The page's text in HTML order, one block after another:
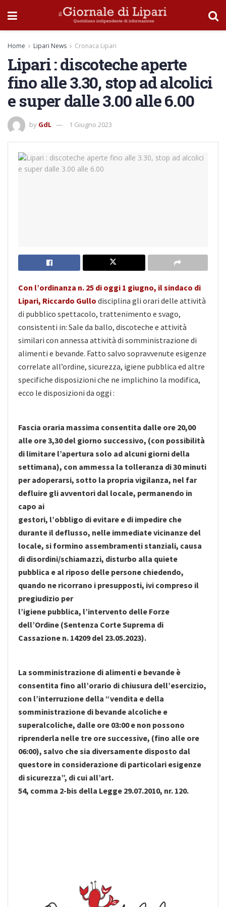
Home Lipari News Cronaca Lipari
Lipari : discoteche aperte
fino alle 3.30, stop ad alcolici
e super dalle 3.00 alle 6.00
by GdL 1 Giugno 2023
Con l’ordinanza n. 25 di oggi 1 giugno, il sindaco di
Lipari, Riccardo Gullo disciplina gli orari delle attività
di pubblico spettacolo, trattenimento e svago,
consistenti in: Sale da ballo, discoteche e attività
similari con annessa attività di somministrazione di
alimenti e bevande. Fatto salvo sopravvenute esigenze
correlate all’ordine, sicurezza, igiene pubblica ed altre
specifiche disposizioni che ne implichino la modifica,
ecco le disposizioni da oggi :
Fascia oraria massima consentita dalle ore 20,00
alle ore 3,30 del giorno successivo, (con possibilità
di limitare l’apertura solo ad alcuni giorni della
settimana), con ammessa la tolleranza di 30 minuti
per adoperarsi, sotto la propria vigilanza, nel far
defluire gli avventori dal locale, permanendo in
capo ai
gestori, l’obbligo di evitare e di impedire che
durante il deflusso, nelle immediate vicinanze del
locale, si formino assembramenti stanziali, causa
di disordini/schiamazzi, disturbo alla quiete
pubblica e al riposo delle persone chiedendo,
quando ne ricorrano i presupposti, ivi compreso il
pregiudizio per
l’igiene pubblica, l’intervento delle Forze
dell’Ordine (Sentenza Corte Suprema di
Cassazione n. 14209 del 23.05.2023).
La somministrazione di alimenti e bevande è
consentita fino all’orario di chiusura dell’esercizio,
con l’interruzione della “vendita e della
somministrazione di bevande alcoliche e
superalcoliche, dalle ore 03:00 e non possono
riprenderla nelle tre ore successive, (fino alle ore
06:00), salvo che sia diversamente disposto dal
questore in considerazione di particolari esigenze
di sicurezza”, di cui all’art.
54, comma 2-bis della Legge 29.07.2010, nr. 120.